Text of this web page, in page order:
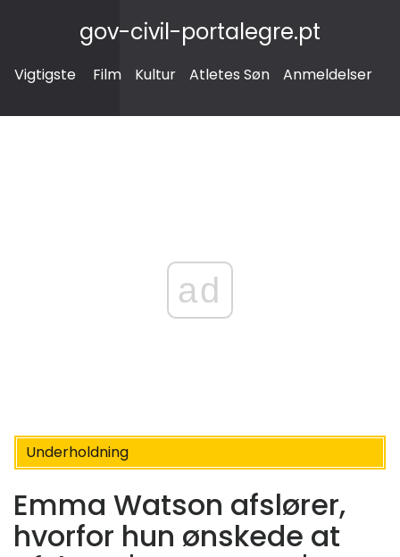
gov-civil-portalegre.pt
Vigtigste Film Kultur Atletes Søn Anmeldelser
ad
Underholdning
Emma Watson afslører,
hvorfor hun ønskede at